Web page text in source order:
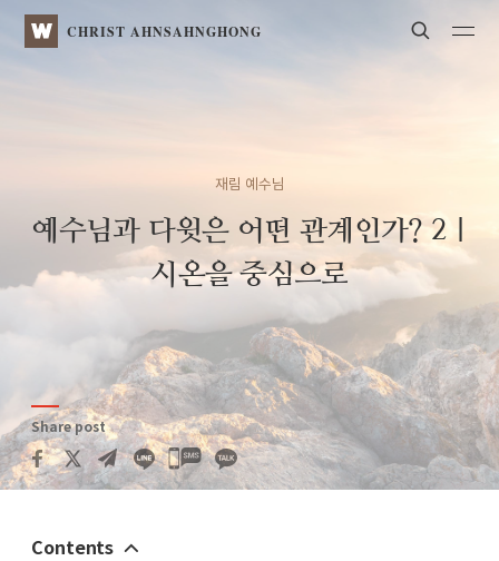
WATVCHRIST AHNSAHNGHONG Search
재림 예수님
예수님과 다윗은 어떤 관계인가? 2
시온을 중심으로
Share post
카카오톡
공유
Contents